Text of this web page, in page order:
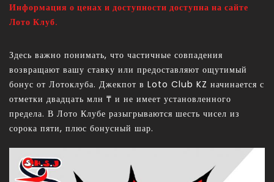
Информация о ценах и доступности доступна на сайте
Лото Клуб.
Здесь важно понимать, что частичные совпадения
возвращают вашу ставку или предоставляют ощутимый
бонус от Лотоклуба. Джекпот в Loto Club KZ начинается с
отметки двадцать млн ₸ и не имеет установленного
предела. В Лото Клубе разыгрываются шесть чисел из
сорока пяти, плюс бонусный шар.